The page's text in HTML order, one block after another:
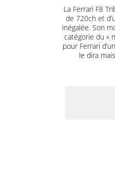
La Ferrari F8
de 720ch et
inégalée. Son
catégorie du «
pour Ferrari
le dira